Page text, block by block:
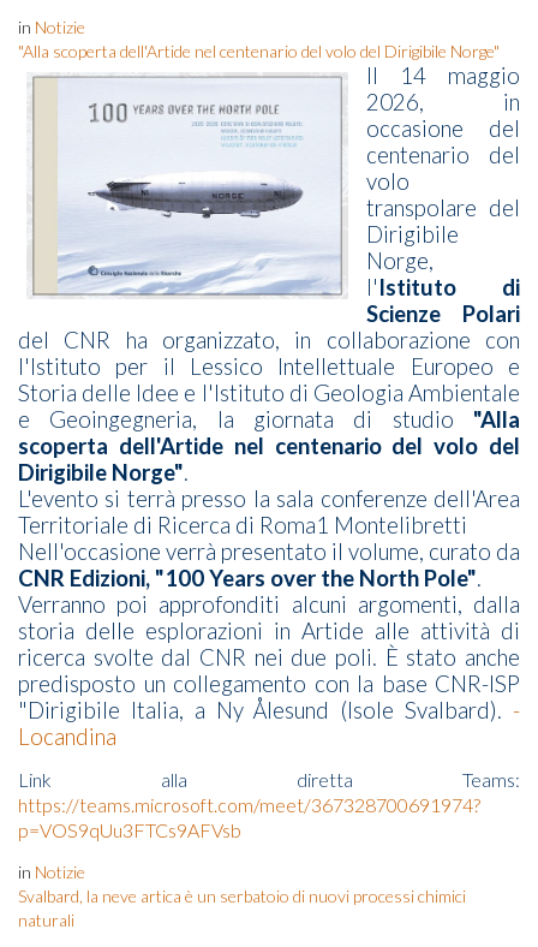
in Notizie
"Alla scoperta dell'Artide nel centenario del volo del Dirigibile Norge"
Il 14 maggio
2026, in
occasione del
centenario del
volo
transpolare del
Dirigibile
Norge,
l'Istituto di
Scienze Polari
del CNR ha organizzato, in collaborazione con
l'Istituto per il Lessico Intellettuale Europeo e
Storia delle Idee e l'Istituto di Geologia Ambientale
e Geoingegneria, la giornata di studio "Alla
scoperta dell'Artide nel centenario del volo del
Dirigibile Norge".
L'evento si terrà presso la sala conferenze dell'Area
Territoriale di Ricerca di Roma1 Montelibretti
Nell'occasione verrà presentato il volume, curato da
CNR Edizioni, "100 Years over the North Pole".
Verranno poi approfonditi alcuni argomenti, dalla
storia delle esplorazioni in Artide alle attività di
ricerca svolte dal CNR nei due poli. È stato anche
predisposto un collegamento con la base CNR-ISP
"Dirigibile Italia, a Ny Ålesund (Isole Svalbard). -
Locandina
Link alla diretta Teams:
https://teams.microsoft.com/meet/367328700691974?
p=VOS9qUu3FTCs9AFVsb
in Notizie
Svalbard, la neve artica è un serbatoio di nuovi processi chimici
naturali